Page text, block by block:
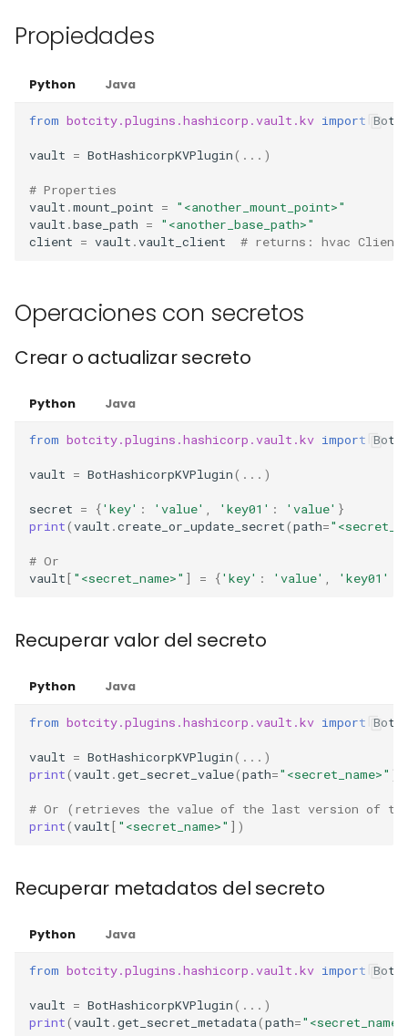
Propiedades
Python Java
from botcity.plugins.hashicorp.vault.kv import
vault = BotHashicorpKVPlugin( ... )
# Properties
vault .mount_point =
"<another_mount_point>"
vault .base_path =
"<another_base_path>"
client = vault .vault_client # returns: hvac Client
Operaciones con secretos
Crear o actualizar secreto
Python Java
from botcity.plugins.hashicorp.vault.kv import
vault = BotHashicorpKVPlugin( ... )
secret = {'key' : 'value' , 'key01' : 'value' }
print(vault .create_or_update_secret(path=
# Or
vault[ "<secret_name>" ] = {'key' : 'value' , 'key01'
Recuperar valor del secreto
Python Java
from botcity.plugins.hashicorp.vault.kv import
vault = BotHashicorpKVPlugin( ... )
print(vault .get_secret_value(path="<secret_name>" ))
# Or (retrieves the value of the last version of
print(vault[ "<secret_name>" ])
Recuperar metadatos del secreto
Python Java
from botcity.plugins.hashicorp.vault.kv import
vault = BotHashicorpKVPlugin( ... )
print(vault .get_secret_metadata(path=